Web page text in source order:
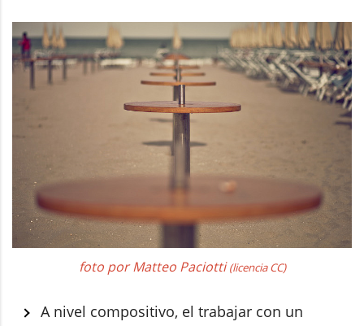
foto por Matteo Paciotti(licencia CC)
A nivel compositivo, el trabajar con un